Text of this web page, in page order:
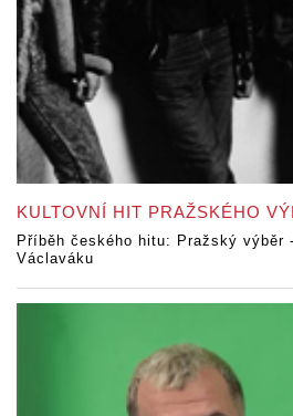
KULTOVNÍ HIT PRAŽSKÉHO
Příběh českého hitu: Pražský výběr
Václaváku